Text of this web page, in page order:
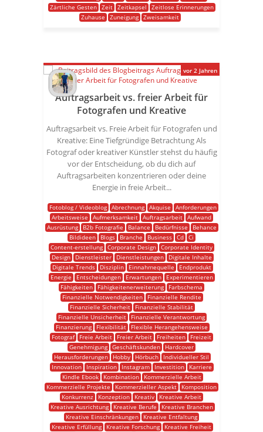
Zärtliche Gesten
Zeit Zeitkapsel
Zeitlose Erinnerungen
Zuhause
Zuneigung Zweisamkeit
Auftragsarbeit vs. freier Arbeit für
Fotografen und Kreative
Auftragsarbeit vs. Freie Arbeit für Fotografen und
Kreative: Eine Tiefgründige Betrachtung Als
Fotograf oder kreativer Künstler stehst du häufig
vor der Entscheidung, ob du dich auf
Auftragsarbeiten konzentrieren oder deine
Energie in freie Arbeit...
Fotoblog / Videoblog Abrechnung Akquise
Anforderungen
Arbeitsweise
Aufmerksamkeit Auftragsarbeit Aufwand
Ausrüstung
B2b Fotografie Balance Bedürfnisse
Behance
Bildideen
Blogs Branche Business Cd Ci
Content-erstellung Corporate Design Corporate Identity
Design
Dienstleister Dienstleistungen
Digitale Inhalte
Digitale Trends
Disziplin Einnahmequelle
Endprodukt
Energie
Entscheidungen Erwartungen
Experimentieren
Fähigkeiten
Fähigkeitenerweiterung
Farbschema
Finanzielle Notwendigkeiten
Finanzielle Rendite
Finanzielle Sicherheit
Finanzielle Stabilität
Finanzielle Unsicherheit
Finanzielle Verantwortung
Finanzierung
Flexibilität
Flexible Herangehensweise
Fotograf
Freie Arbeit Freier Arbeit Freiheiten
Freizeit
Genehmigung Geschäftskunden
Hardcover
Herausforderungen
Hobby Hörbuch
Individueller Stil
Innovation
Inspiration Instagram Investition
Karriere
Kindle Ebook
Kombination
Kommerzielle Arbeit
Kommerzielle Projekte
Kommerzieller Aspekt
Komposition
Konkurrenz
Konzeption Kreativ
Kreative Arbeit
Kreative Ausrichtung
Kreative Berufe
Kreative Branchen
Kreative Einschränkungen
Kreative Entfaltung
Kreative Erfüllung
Kreative Forschung
Kreative Freiheit
vor 2 Jahren